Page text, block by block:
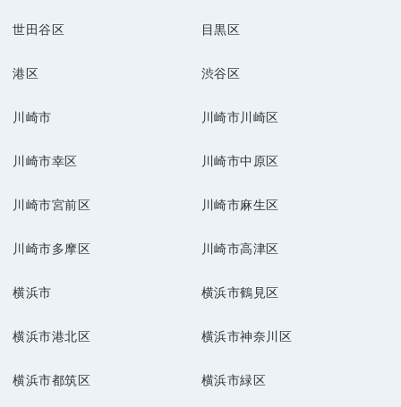
世田谷区 目黒区
港区 渋谷区
川崎市 川崎市川崎区
川崎市幸区 川崎市中原区
川崎市宮前区 川崎市麻生区
川崎市多摩区 川崎市高津区
横浜市 横浜市鶴見区
横浜市港北区 横浜市神奈川区
横浜市都筑区 横浜市緑区